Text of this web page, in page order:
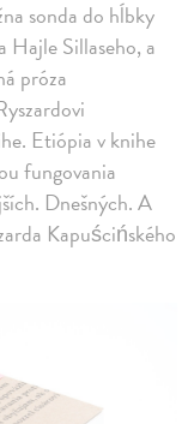
sonda do hĺbky
Hajle Sillaseho, a
próza
Etiópia v knihe
fungovania
Dnešných. A
Kapuścińského